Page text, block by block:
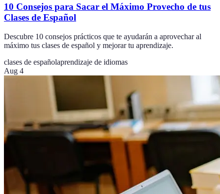
10 Consejos para Sacar el Máximo Provecho de tus
Clases de Español
Descubre 10 consejos prácticos que te ayudarán a aprovechar al
máximo tus clases de español y mejorar tu aprendizaje.
clases de españolaprendizaje de idiomas
Aug 4